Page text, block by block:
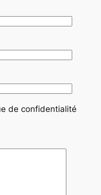
de confidentialité